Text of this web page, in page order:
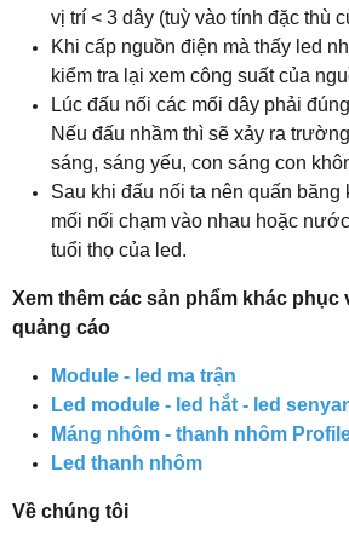
vị trí < 3 dây (tuỳ vào tính đặc thù
Khi cấp nguồn điện mà thấy led
kiểm tra lại xem công suất của
Lúc đấu nối các mối dây phải
Nếu đấu nhầm thì sẽ xảy ra
sáng, sáng yếu, con sáng con
Sau khi đấu nối ta nên quấn băng
mối nối chạm vào nhau hoặc
tuổi thọ của led.
Xem thêm các sản phẩm khác phục
quảng cáo
Module - led ma trận
Led module - led hắt - led
Máng nhôm - thanh nhôm
Led thanh nhôm
Về chúng tôi